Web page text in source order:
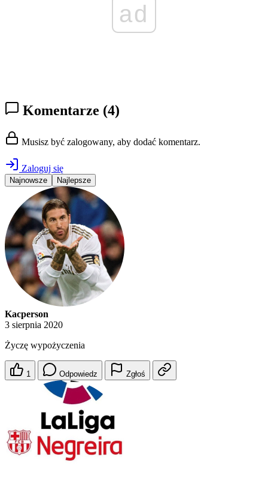
ad
Komentarze (4)
Musisz być zalogowany, aby dodać komentarz.
Zaloguj się
Najnowsze Najlepsze
Kacperson
3 sierpnia 2020
Życzę wypożyczenia
1 Odpowiedz Zgłoś